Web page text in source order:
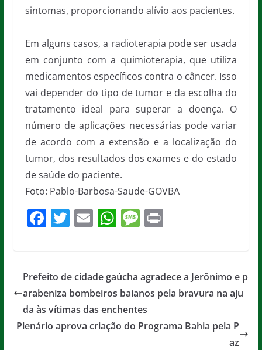
sintomas, proporcionando alívio aos pacientes.
Em alguns casos, a radioterapia pode ser usada
em conjunto com a quimioterapia, que utiliza
medicamentos específicos contra o câncer. Isso
vai depender do tipo de tumor e da escolha do
tratamento ideal para superar a doença. O
número de aplicações necessárias pode variar
de acordo com a extensão e a localização do
tumor, dos resultados dos exames e do estado
de saúde do paciente.
Foto: Pablo-Barbosa-Saude-GOVBA
F
e
b
o
o
T
er
E
l
W
s
A
p
p
M
a
g
e
Pr
Prefeito de cidade gaúcha agradece a Jerônimo e p
arabeniza bombeiros baianos pela bravura na aju
da às vítimas das enchentes
Plenário aprova criação do Programa Bahia pela P
az